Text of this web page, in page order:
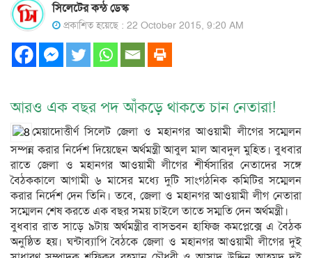
সিলেটের কন্ঠ ডেস্ক
প্রকাশিত হয়েছে : 22 October 2015, 9:20 AM
আরও এক বছর পদ আঁকড়ে থাকতে চান নেতারা!
মেয়াদোত্তীর্ণ সিলেট জেলা ও মহানগর আওয়ামী লীগের সম্মেলন
সম্পন্ন করার নির্দেশ দিয়েছেন অর্থমন্ত্রী আবুল মাল আবদুল মুহিত। বুধবার
রাতে জেলা ও মহানগর আওয়ামী লীগের শীর্ষসারির নেতাদের সঙ্গে
বৈঠককালে আগামী ৬ মাসের মধ্যে দুটি সাংগঠনিক কমিটির সম্মেলন
করার নির্দেশ দেন তিনি। তবে, জেলা ও মহানগর আওয়ামী লীগ নেতারা
সম্মেলন শেষ করতে এক বছর সময় চাইলে তাতে সম্মতি দেন অর্থমন্ত্রী।
বুধবার রাত সাড়ে ৯টায় অর্থমন্ত্রীর বাসভবন হাফিজ কমপ্লেক্সে এ বৈঠক
অনুষ্ঠিত হয়। ঘন্টাব্যাপি বৈঠকে জেলা ও মহানগর আওয়ামী লীগের দুই